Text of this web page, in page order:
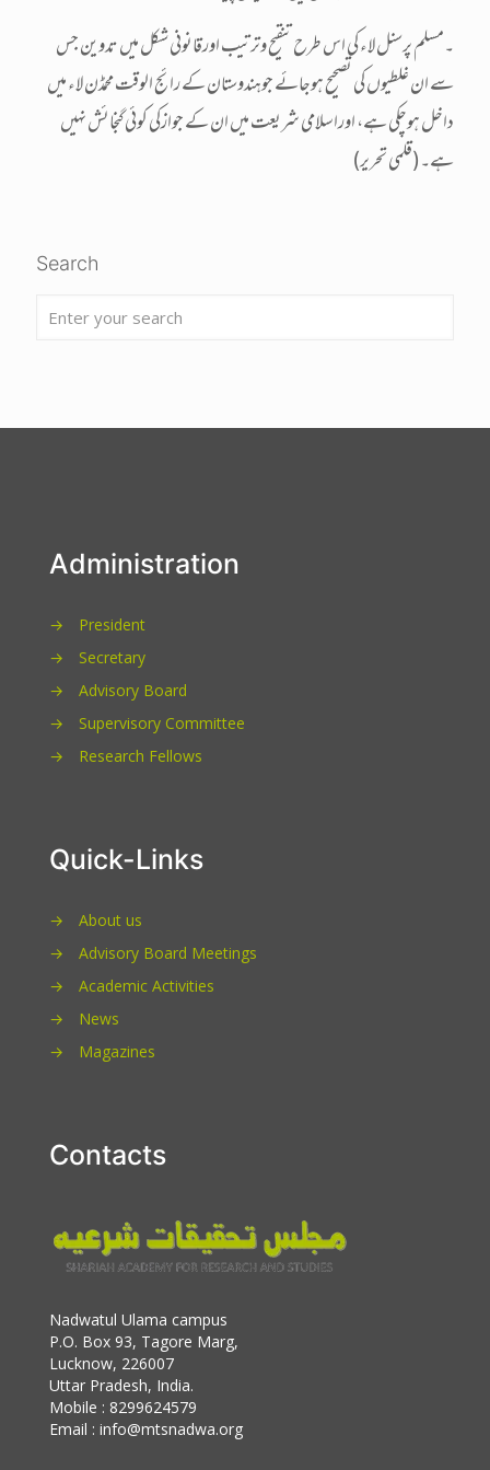
۔مسلم پرسنل لاء کی اس طرح تنقیح وترتیب اورقانونی شکل میں تدوین جس
سے ان غلطیوں کی تصحیح ہوجائے جوہندوستان کے رائج الوقت محمڈن لاء میں
داخل ہوچکی ہے، اوراسلامی شریعت میں ان کے جوازکی کوئی گنجائش نہیں
ہے۔(قلمی تحریر)
Search
Administration
→
President
→
Secretary
→
Advisory Board
→
Supervisory Committee
→
Research Fellows
Quick-Links
→
About us
→
Advisory Board Meetings
→
Academic Activities
→
News
→
Magazines
Contacts
Nadwatul Ulama campus
P.O. Box 93, Tagore Marg,
Lucknow, 226007
Uttar Pradesh, India.
Mobile : 8299624579
Email : info@mtsnadwa.org